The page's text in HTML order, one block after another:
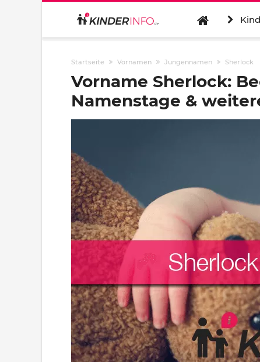
Startseite Vornamen Jungennamen Sherlock
Vorname Sherlock:
Namenstage &